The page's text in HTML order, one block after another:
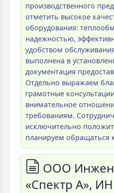
производственного
отметить высокое
оборудования:
надежностью,
удобством
выполнена в
документация
Отдельно выражаем
грамотные
внимательное
требованиям.
исключительно
планируем обращаться
ООО
«Спектр А»,